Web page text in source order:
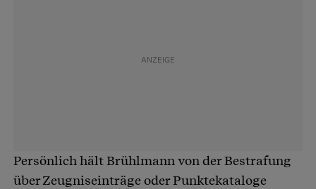
Persönlich hält Brühlmann von der Bestrafung
über Zeugniseinträge oder Punktekataloge